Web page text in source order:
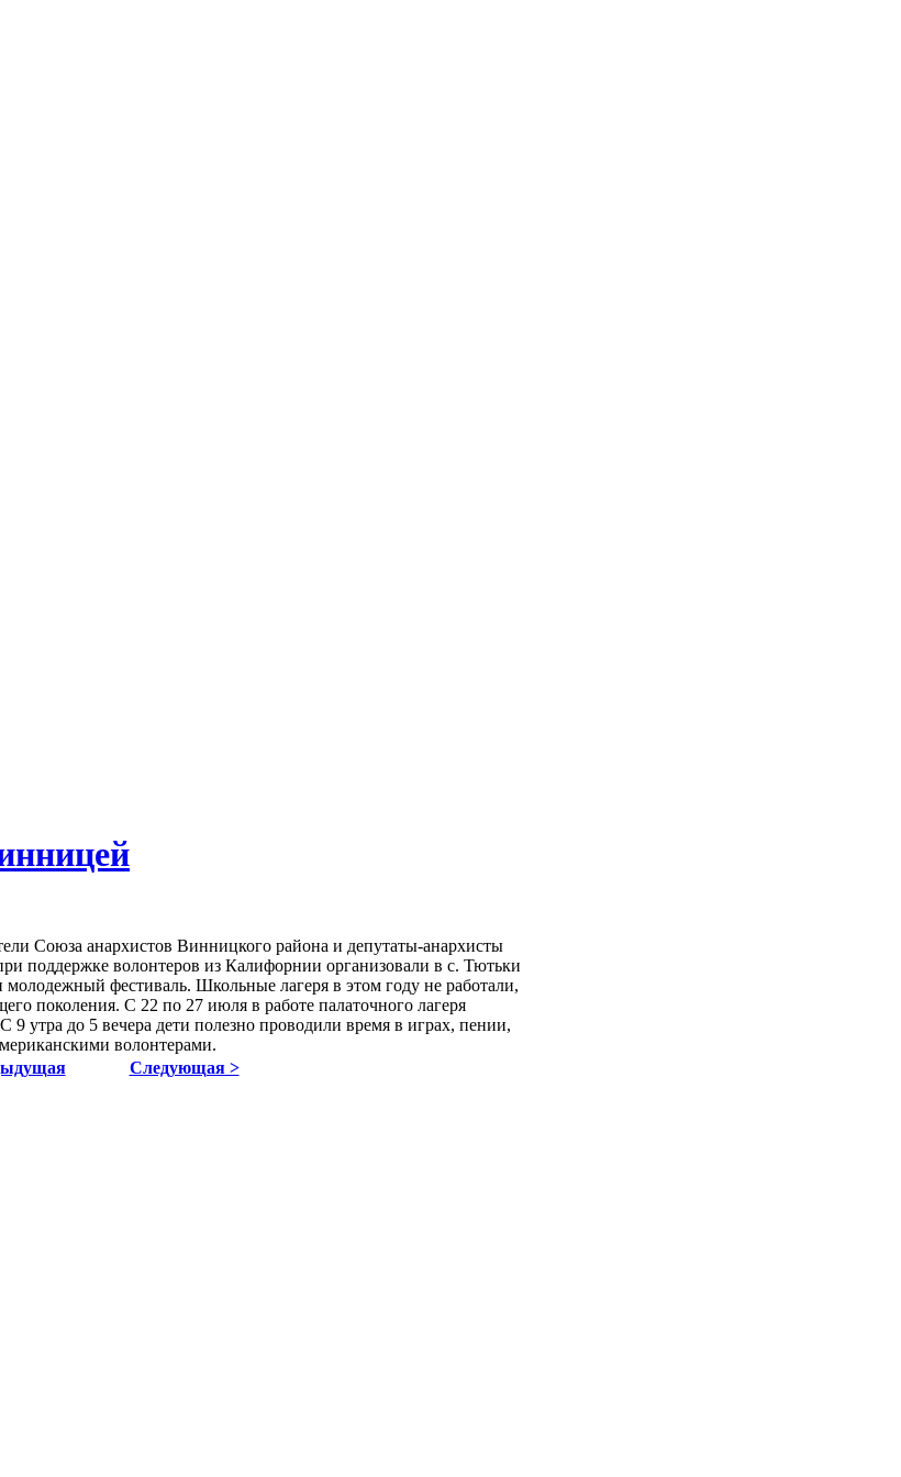
Союза анархистов Винницкого района и депутаты-анархисты
поддержке волонтеров из Калифорнии организовали в с. Тютьки
молодежный фестиваль. Школьные лагеря в этом году не работали,
поколения. С 22 по 27 июля в работе палаточного лагеря
9 утра до 5 вечера дети полезно проводили время в играх, пении,
волонтерами.
Следующая >